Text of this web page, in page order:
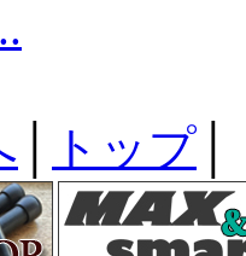
トップ